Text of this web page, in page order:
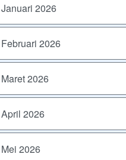
Januari 2026
Februari 2026
Maret 2026
April 2026
Mei 2026